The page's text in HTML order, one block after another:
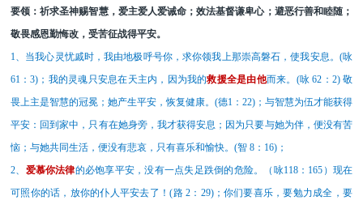
要领：祈求圣神赐智慧，爱主爱人爱诫命；效法基督谦卑心；避恶行善和睦随；
敬畏感恩勤悔改，受苦征战得平安。
1、 当我心灵忧戚时，我由地极呼号你，求你领我上那崇高磐石，使我安息。 (咏
61 ：3) ； 我的灵魂只安息在天主内，因为我的救援全是由他而来。 (咏 62 ： 2) 敬
畏上主是智慧的冠冕；她产生平安，恢复健康。 (德1：22) ； 与智慧为伍才能获得
平安：回到家中，只有在她身旁，我才获得安息；因为只要与她为伴，便没有苦
恼；与她共同生活，便没有悲哀，只有喜乐和愉快。 (智 8 ： 16) ；
2、 爱慕你法律的必饱享平安，没有一点失足跌倒的危险。（咏118：165）现在
可照你的话，放你的仆人平安去了！(路2 ： 29)； 你们要喜乐，要勉力成全，要